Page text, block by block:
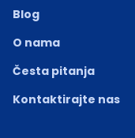
Blog
O nama
Česta pitanja
Kontaktirajte nas